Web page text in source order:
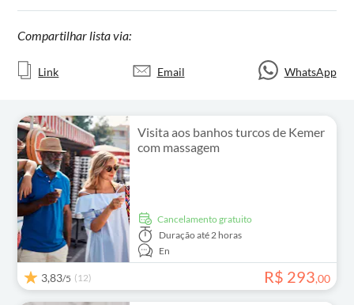
Compartilhar lista via:
Link Email WhatsApp
Visita aos banhos turcos de Kemer
com massagem
Cancelamento gratuito
Duraçãoaté 2 horas
En
3,83/5 (12) R$ 293,00